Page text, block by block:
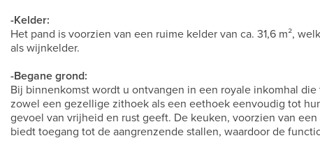
-Kelder:
Het pand is voorzien van een ruime kelder van ca. 31,6 m²,
als wijnkelder.
-Begane grond:
Bij binnenkomst wordt u ontvangen in een royale inkomhal
zowel een gezellige zithoek als een eethoek eenvoudig tot
gevoel van vrijheid en rust geeft. De keuken, voorzien van
biedt toegang tot de aangrenzende stallen, waardoor de